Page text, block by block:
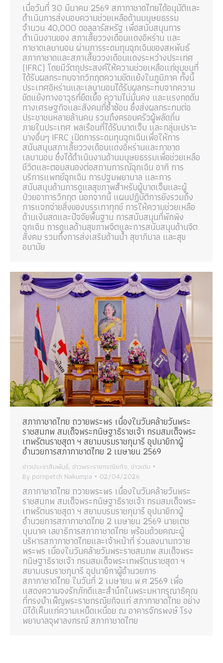
เมื่อวันที่ 30 มีนาคม 2569 สภากาชาดไทยได้อนุมัติและ
ดำเนินการส่งมอบความช่วยเหลือด้านมนุษยธรรม
จำนวน 40,000 ดอลลาร์สหรัฐ เพื่อสนับสนุนการ
ดำเนินงานของ สภาเสี้ยววงเดือนแดงอิหร่าน และ
กาชาดเลบานอน ผ่านการระดมทุนฉุกเฉินของสหพันธ์
สภากาชาดและสภาเสี้ยววงเดือนแดงระหว่างประเทศ
(IFRC) โดยมีวัตถุประสงค์ให้ความช่วยเหลือแก่ชุมชนที่
ได้รับผลกระทบจากวิกฤตความขัดแย้งในภูมิภาค ทั้งนี้
ประเทศอิหร่านและเลบานอนได้รับผลกระทบจากความ
ขัดแย้งทางอาวุธที่ยืดเยื้อ ความไม่มั่นคง และแรงกดดัน
ทางเศรษฐกิจและสังคมที่ซ้ำซ้อน ซึ่งส่งผลกระทบต่อ
ประชาชนหลายล้านคน รวมถึงครอบครัวผู้พลัดถิ่น
ภายในประเทศ พลเรือนที่ได้รับบาดเจ็บ และกลุ่มเปราะ
บางอื่นๆ IFRC เปิดการระดมทุนฉุกเฉินเพื่อให้การ
สนับสนุนสภาเสี้ยววงเดือนแดงอิหร่านและกาชาด
เลบานอน ซึ่งได้ดำเนินงานด้านมนุษยธรรมเพื่อช่วยเหลือ
ชีวิตและตอบสนองต่อสถานการณ์ฉุกเฉิน อาทิ การ
บริการแพทย์ฉุกเฉิน การปฐมพยาบาล และการ
สนับสนุนด้านการดูแลสุขภาพสำหรับผู้บาดเจ็บและผู้
ป่วยอาการวิกฤต นอกจากนี้ แผนปฏิบัติการยังรวมถึง
การแจกจ่ายสิ่งของบรรเทาทุกข์ การให้ความช่วยเหลือ
ด้านเงินสดและปัจจัยพื้นฐาน การสนับสนุนที่พักพิง
ฉุกเฉิน การดูแลด้านสุขภาพจิตและการสนับสนุนด้านจิต
สังคม รวมถึงการส่งเสริมด้านน้ำ สุขาภิบาล และสุข
อนามัย
สภากาชาดไทย ถวายพระพร เนื่องในวันคล้ายวันพระ
ราชสมภพ สมเด็จพระกนิษฐาธิราชเจ้า กรมสมเด็จพระ
เทพรัตนราชสุดา ฯ สยามบรมราชกุมารี อุปนายิกาผู้
อำนวยการสภากาชาดไทย 2 เมษายน 2569
ข่าวประชาสัมพันธ์, ข่าวพระราชกรณียกิจ, ข่าวเด่น
By pornpetch Nakumpa 02/04/2026
สภากาชาดไทย ถวายพระพร เนื่องในวันคล้ายวันพระ
ราชสมภพ สมเด็จพระกนิษฐาธิราชเจ้า กรมสมเด็จพระ
เทพรัตนราชสุดา ฯ สยามบรมราชกุมารี อุปนายิกาผู้
อำนวยการสภากาชาดไทย 2 เมษายน 2569 นายเตช
บุนนาค เลขาธิการสภากาชาดไทย พร้อมด้วยคณะผู้
บริหารสภากาชาดไทยและเจ้าหน้าที่ ร่วมลงนามถวาย
พระพร เนื่องในวันคล้ายวันพระราชสมภพ สมเด็จพระ
กนิษฐาธิราชเจ้า กรมสมเด็จพระเทพรัตนราชสุดา ฯ
สยามบรมราชกุมารี อุปนายิกาผู้อำนวยการ
สภากาชาดไทย ในวันที่ 2 เมษายน พ.ศ.2569 เพื่อ
แสดงความจงรักภักดีและสำนึกในพระมหากรุณาธิคุณ
ที่ทรงบำเพ็ญพระราชกรณียกิจแก่ สภากาชาดไทย อย่าง
มิได้เห็นแก่ความเหน็ดเหนื่อย ณ อาคารจักรพงษ์ โรง
พยาบาลจุฬาลงกรณ์ สภากาชาดไทย